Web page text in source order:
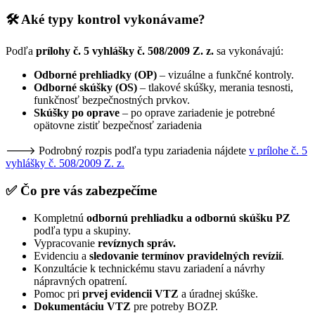
🛠️Aké typy kontrol vykonávame?
Podľa prílohy č. 5 vyhlášky č. 508/2009 Z. z. sa vykonávajú:
Odborné prehliadky (OP) – vizuálne a funkčné kontroly.
Odborné skúšky (OS) – tlakové skúšky, merania tesnosti,
funkčnosť bezpečnostných prvkov.
Skúšky po oprave – po oprave zariadenie je potrebné
opätovne zistiť bezpečnosť zariadenia
🡒 Podrobný rozpis podľa typu zariadenia nájdete v prílohe č. 5
vyhlášky č. 508/2009 Z. z.
✅ Čo pre vás zabezpečíme
Kompletnú odbornú prehliadku a odbornú skúšku PZ
podľa typu a skupiny.
Vypracovanie revíznych správ.
Evidenciu a sledovanie termínov pravidelných revízií.
Konzultácie k technickému stavu zariadení a návrhy
nápravných opatrení.
Pomoc pri prvej evidencii VTZ a úradnej skúške.
Dokumentáciu VTZ pre potreby BOZP.